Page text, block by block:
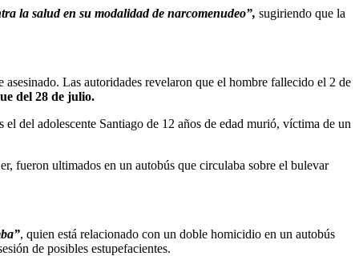
la salud en su modalidad de narcomenudeo”, sugiriendo que la
Las autoridades revelaron que el hombre fallecido el 2 de
del 28 de julio.
del adolescente Santiago de 12 años de edad murió, víctima de un
fueron ultimados en un autobús que circulaba sobre el bulevar
, quien está relacionado con un doble homicidio en un autobús
de posibles estupefacientes.